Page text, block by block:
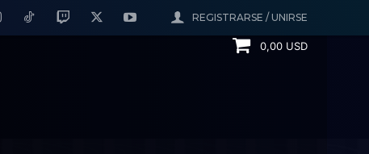
REGISTRARSE / UNIRSE
0,00 USD